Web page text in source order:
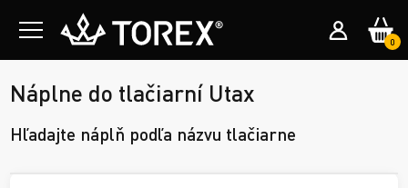
0
Náplne do tlačiarní Utax
Hľadajte náplň podľa názvu tlačiarne